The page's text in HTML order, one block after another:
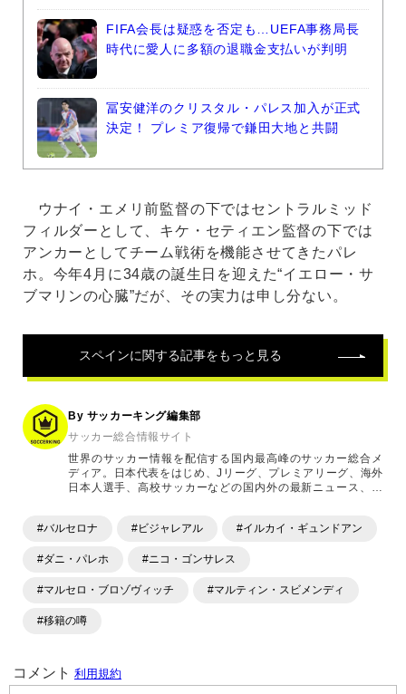
FIFA会長は疑惑を否定も…UEFA事務局長
時代に愛人に多額の退職金支払いが判明
冨安健洋のクリスタル・パレス加入が正式
決定！ プレミア復帰で鎌田大地と共闘
ウナイ・エメリ前監督の下ではセントラルミッド
フィルダーとして、キケ・セティエン監督の下では
アンカーとしてチーム戦術を機能させてきたパレ
ホ。今年4月に34歳の誕生日を迎えた“イエロー・サ
ブマリンの心臓”だが、その実力は申し分ない。
スペインに関する記事をもっと見る
By サッカーキング編集部
サッカー総合情報サイト
世界のサッカー情報を配信する国内最高峰のサッカー総合メ
ディア。日本代表をはじめ、Jリーグ、プレミアリーグ、海外
日本人選手、高校サッカーなどの国内外の最新ニュース、コ
ます。「X」「Instagram」「YouTube」「TikTok」など、
#バルセロナ #ビジャレアル #イルカイ・ギュンドアン
#ダニ・パレホ #ニコ・ゴンサレス
#マルセロ・ブロゾヴィッチ #マルティン・スビメンディ
#移籍の噂